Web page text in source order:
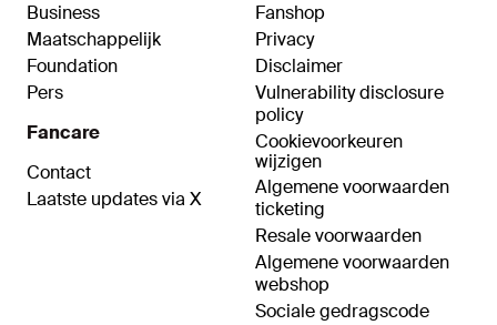
Business
Maatschappelijk
Foundation
Pers
Fancare
Contact
Laatste updates via X
Fanshop
Privacy
Disclaimer
Vulnerability disclosure
policy
Cookievoorkeuren
wijzigen
Algemene voorwaarden
ticketing
Resale voorwaarden
Algemene voorwaarden
webshop
Sociale gedragscode